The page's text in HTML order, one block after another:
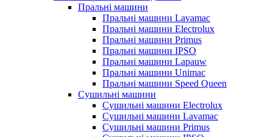
Пральні машини
Пральні машини Lavamac
Пральні машини Electrolux
Пральні машини Primus
Пральні машини IPSO
Пральні машини Lapauw
Пральні машини Unimac
Пральні машини Speed Queen
Сушильні машини
Сушильні машини Electrolux
Сушильні машини Lavamac
Сушильні машини Primus